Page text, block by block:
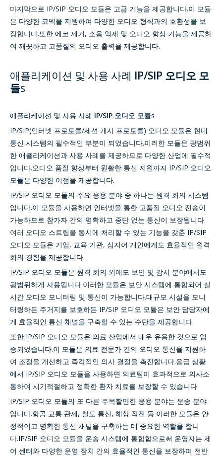
마지막으로 IP/SIP 오디오 모듈은 고급 기능을 제공합니다.이 모듈
은 다양한 코덱을 지원하여 다양한 오디오 형식과의 호환성을 보
장합니다.또한 에코 제거, 소음 억제 및 오디오 향상 기능을 제공하
여 깨끗하고 고품질의 오디오 출력을 제공합니다.
애플리케이션 및 사용 사례 IP/SIP 오디오 모
듈s
애플리케이션 및 사용 사례 IP/SIP 오디오 모듈s
IP/SIP(인터넷 프로토콜/세션 개시 프로토콜) 오디오 모듈은 현대
통신 시스템의 필수적인 부분이 되었습니다.이러한 모듈은 광범위
한 애플리케이션과 사용 사례를 제공하므로 다양한 산업에 필수적
입니다.오디오 품질 향상부터 원활한 통신 지원까지 IP/SIP 오디오
모듈은 다양한 이점을 제공합니다.
IP/SIP 오디오 모듈의 주요 응용 분야 중 하나는 원격 회의 시스템
입니다.이 모듈을 사용하면 인터넷을 통한 고품질 오디오 전송이
가능하므로 참가자 간의 명확하고 중단 없는 통신이 보장됩니다.
여러 오디오 스트림을 동시에 처리할 수 있는 기능을 갖춘 IP/SIP
오디오 모듈은 기업, 교육 기관, 심지어 개인에게도 효율적인 원격
회의 경험을 제공합니다.
IP/SIP 오디오 모듈은 원격 회의 외에도 보안 및 감시 분야에서도
광범위하게 사용됩니다.이러한 모듈은 보안 시스템에 통합되어 실
시간 오디오 모니터링 및 통신이 가능합니다.대규모 시설을 모니
터링하든 주거지를 보호하든 IP/SIP 오디오 모듈은 보안 담당자에
게 효율적인 통신 채널을 구축할 수 있는 수단을 제공합니다.
또한 IP/SIP 오디오 모듈은 의료 산업에서 매우 유용한 것으로 입
증되었습니다.이 모듈은 의료 전문가 간의 오디오 통신을 지원하
여 조정을 개선하고 즉각적인 의사 결정을 촉진합니다.응급 상황
에서 IP/SIP 오디오 모듈을 사용하면 의료팀이 효과적으로 의사소
통하여 시기적절하고 정확한 환자 치료를 보장할 수 있습니다.
IP/SIP 오디오 모듈의 또 다른 주목할만한 응용 분야는 운송 분야
입니다.항공 교통 관제, 철도 통신, 해상 작전 등 이러한 모듈은 안
정적이고 명확한 통신 채널을 구축하는 데 중요한 역할을 합니
다.IP/SIP 오디오 모듈을 운송 시스템에 통합함으로써 운영자는 제
어 센터와 다양한 운영 장치 간의 효율적인 통신을 보장하여 전반